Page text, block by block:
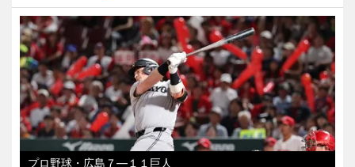
プロ野球・広島７―１１巨人